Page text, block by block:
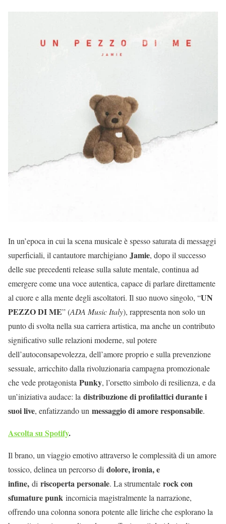
In un’epoca in cui la scena musicale è spesso saturata di messaggi
superficiali, il cantautore marchigiano Jamie, dopo il successo
delle sue precedenti release sulla salute mentale, continua ad
emergere come una voce autentica, capace di parlare direttamente
al cuore e alla mente degli ascoltatori. Il suo nuovo singolo, “UN
PEZZO DI ME” (ADA Music Italy), rappresenta non solo un
punto di svolta nella sua carriera artistica, ma anche un contributo
significativo sulle relazioni moderne, sul potere
dell’autoconsapevolezza, dell’amore proprio e sulla prevenzione
sessuale, arricchito dalla rivoluzionaria campagna promozionale
che vede protagonista Punky, l’orsetto simbolo di resilienza, e da
un’iniziativa audace: la distribuzione di profilattici durante i
suoi live, enfatizzando un messaggio di amore responsabile.
Ascolta su Spotify.
Il brano, un viaggio emotivo attraverso le complessità di un amore
tossico, delinea un percorso di dolore, ironia, e
infine, di riscoperta personale. La strumentale rock con
sfumature punk incornicia magistralmente la narrazione,
offrendo una colonna sonora potente alle liriche che esplorano la